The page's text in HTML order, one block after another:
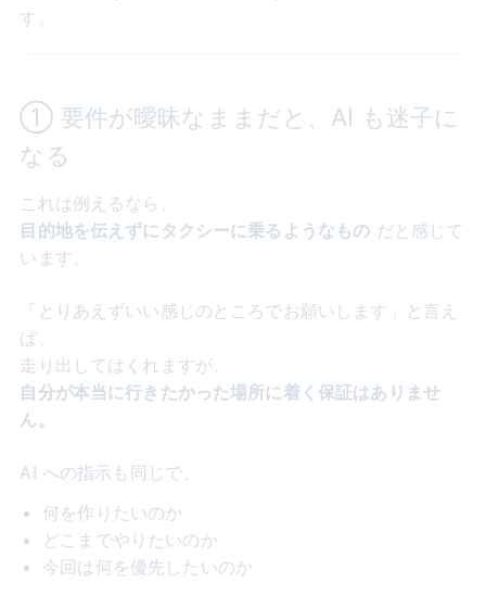
す。
① 要件が曖昧なままだと、AI も迷子に
なる
これは例えるなら、
目的地を伝えずにタクシーに乗るようなもの だと感じて
います。
「とりあえずいい感じのところでお願いします」と言え
ば、
走り出してはくれますが、
自分が本当に行きたかった場所に着く保証はありませ
ん。
AI への指示も同じで、
何を作りたいのか
どこまでやりたいのか
今回は何を優先したいのか